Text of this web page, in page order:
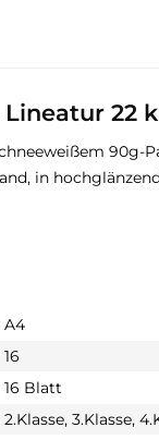
22
90g-
in
A4
16
16 Blatt
2.Klasse, 3.Klasse,